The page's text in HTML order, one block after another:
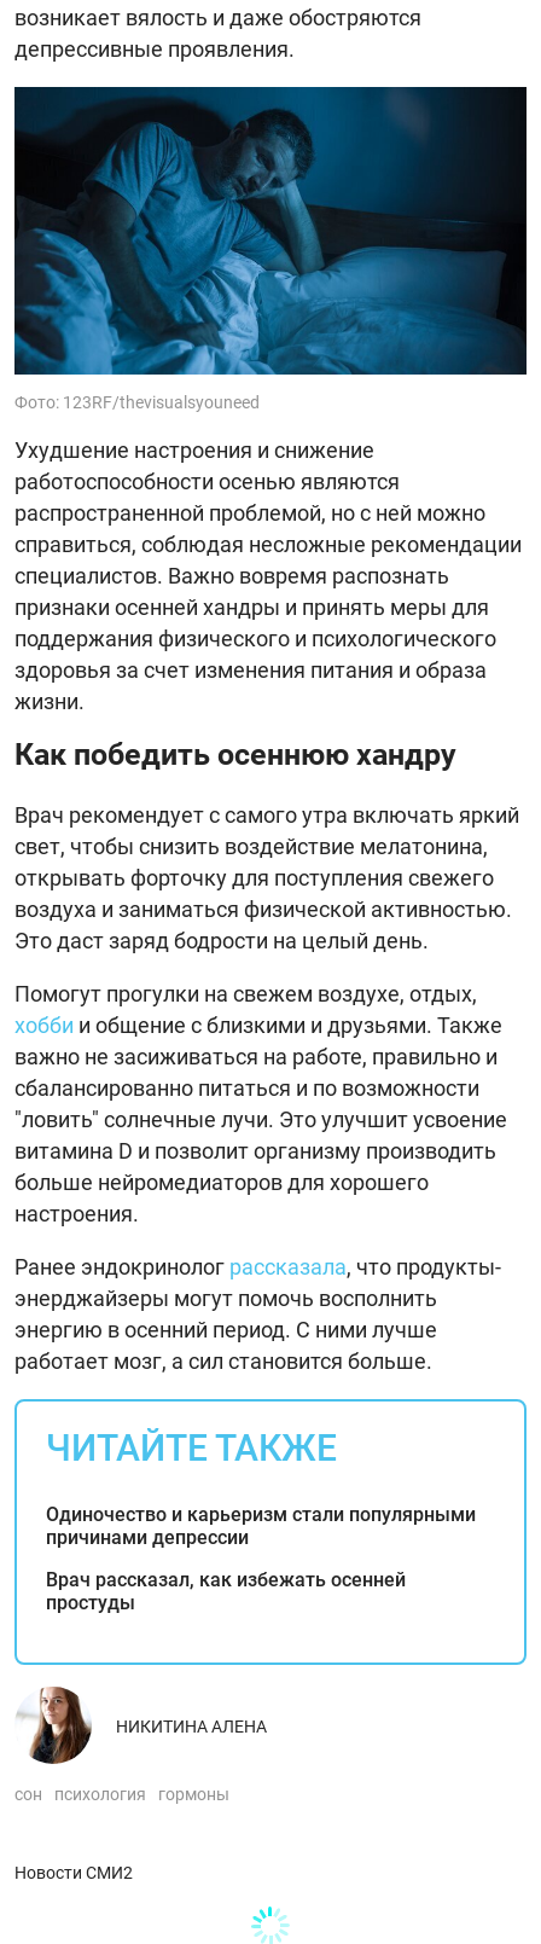
возникает вялость и даже обостряются
депрессивные проявления.
Фото: 123RF/thevisualsyouneed
Ухудшение настроения и снижение
работоспособности осенью являются
распространенной проблемой, но с ней можно
справиться, соблюдая несложные рекомендации
специалистов. Важно вовремя распознать
признаки осенней хандры и принять меры для
поддержания физического и психологического
здоровья за счет изменения питания и образа
жизни.
Как победить осеннюю хандру
Врач рекомендует с самого утра включать яркий
свет, чтобы снизить воздействие мелатонина,
открывать форточку для поступления свежего
воздуха и заниматься физической активностью.
Это даст заряд бодрости на целый день.
Помогут прогулки на свежем воздухе, отдых,
хобби и общение с близкими и друзьями. Также
важно не засиживаться на работе, правильно и
сбалансированно питаться и по возможности
"ловить" солнечные лучи. Это улучшит усвоение
витамина D и позволит организму производить
больше нейромедиаторов для хорошего
настроения.
Ранее эндокринолог рассказала, что продукты-
энерджайзеры могут помочь восполнить
энергию в осенний период. С ними лучше
работает мозг, а сил становится больше.
ЧИТАЙТЕ ТАКЖЕ
Одиночество и карьеризм стали популярными
причинами депрессии
Врач рассказал, как избежать осенней
простуды
НИКИТИНА АЛЕНА
сон психология гормоны
Новости СМИ2